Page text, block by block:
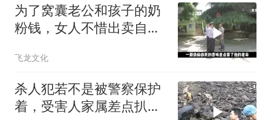
为了窝囊老公和孩子的奶
粉钱，女人不惜出卖自己
飞龙文化
杀人犯若不是被警察保护
着，受害人家属差点扒了